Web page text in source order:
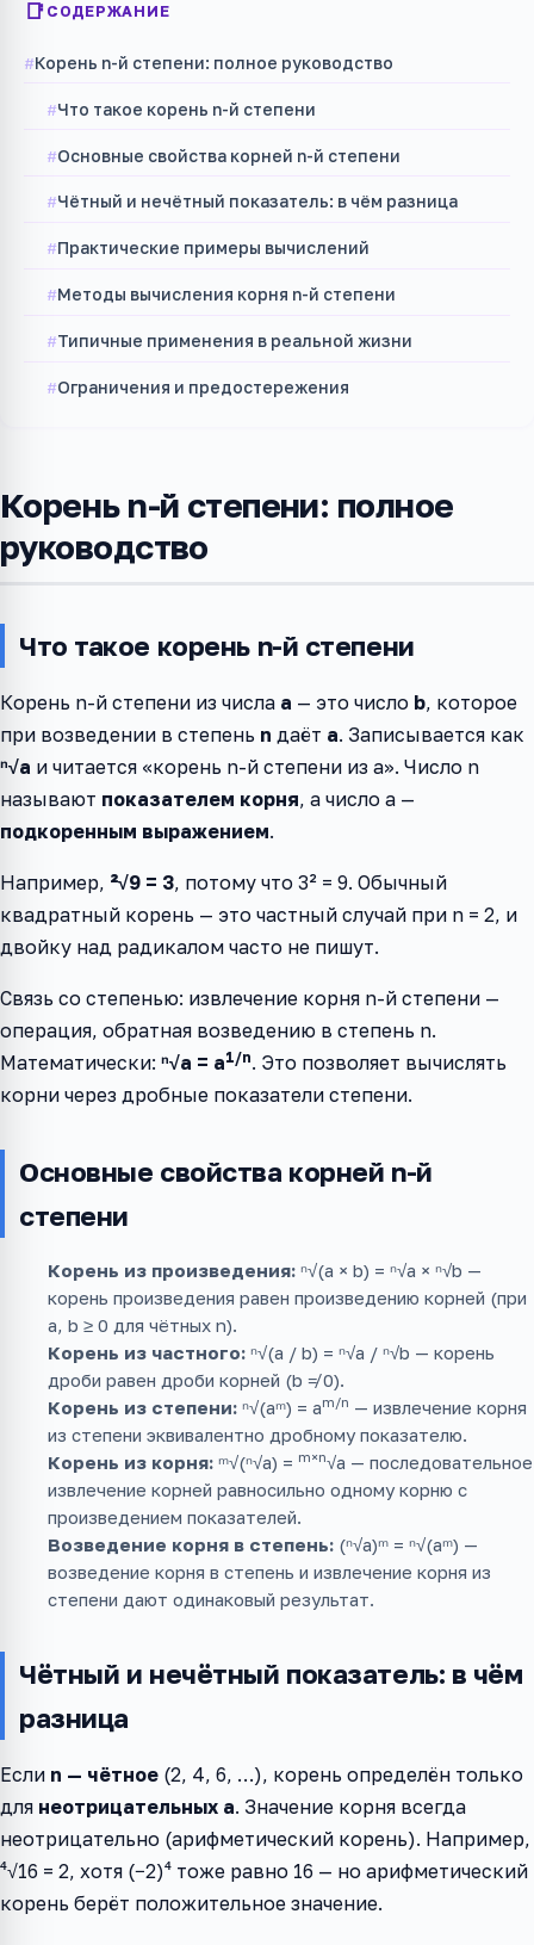
СОДЕРЖАНИЕ
Корень n-й степени: полное руководство
Что такое корень n-й степени
Основные свойства корней n-й степени
Чётный и нечётный показатель: в чём разница
Практические примеры вычислений
Методы вычисления корня n-й степени
Типичные применения в реальной жизни
Ограничения и предостережения
Корень n-й степени: полное
руководство
Что такое корень n-й степени
Корень n-й степени из числа a — это число b, которое
при возведении в степень n даёт a. Записывается как
ⁿ√a и читается «корень n-й степени из a». Число n
называют показателем корня, а число a —
подкоренным выражением.
Например, ²√9 = 3, потому что 3² = 9. Обычный
квадратный корень — это частный случай при n = 2, и
двойку над радикалом часто не пишут.
Связь со степенью: извлечение корня n-й степени —
операция, обратная возведению в степень n.
Математически: ⁿ√a = a1/n. Это позволяет вычислять
корни через дробные показатели степени.
Основные свойства корней n-й
степени
Корень из произведения: ⁿ√(a × b) = ⁿ√a × ⁿ√b —
корень произведения равен произведению корней (при
a, b ≥ 0 для чётных n).
Корень из частного: ⁿ√(a / b) = ⁿ√a / ⁿ√b — корень
дроби равен дроби корней (b ≠ 0).
Корень из степени: ⁿ√(aᵐ) = am/n — извлечение корня
из степени эквивалентно дробному показателю.
Корень из корня: ᵐ√(ⁿ√a) = m×n√a — последовательное
извлечение корней равносильно одному корню с
произведением показателей.
Возведение корня в степень: (ⁿ√a)ᵐ = ⁿ√(aᵐ) —
возведение корня в степень и извлечение корня из
степени дают одинаковый результат.
Чётный и нечётный показатель: в чём
разница
Если n — чётное (2, 4, 6, …), корень определён только
для неотрицательных a. Значение корня всегда
неотрицательно (арифметический корень). Например,
⁴√16 = 2, хотя (−2)⁴ тоже равно 16 — но арифметический
корень берёт положительное значение.